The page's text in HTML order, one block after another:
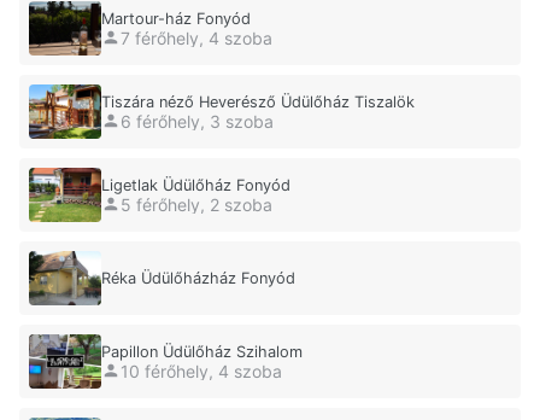
Martour-ház Fonyód
7 férőhely, 4 szoba
Tiszára néző Heverésző Üdülőház Tiszalök
6 férőhely, 3 szoba
Ligetlak Üdülőház Fonyód
5 férőhely, 2 szoba
Réka Üdülőházház Fonyód
Papillon Üdülőház Szihalom
10 férőhely, 4 szoba